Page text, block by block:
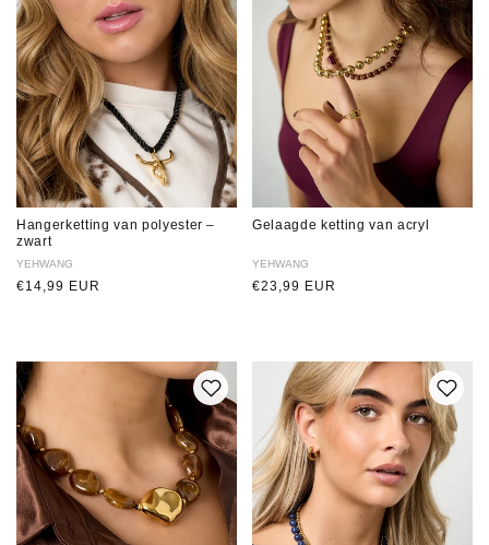
Hangerketting van polyester –
zwart
Verkoper:
YEHWANG
Normale
€14,99 EUR
Gelaagde ketting van acryl
Verkoper:
YEHWANG
Normale
€23,99 EUR